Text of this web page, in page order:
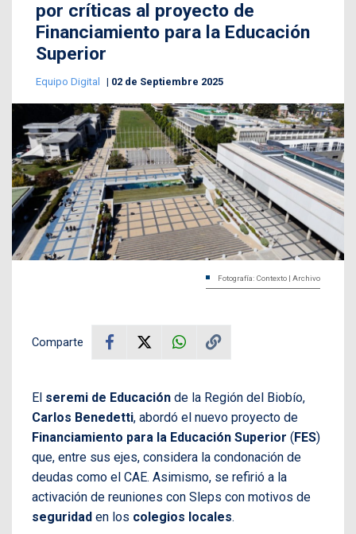
por críticas al proyecto de
Financiamiento para la Educación
Superior
Equipo Digital 02 de Septiembre 2025
Fotografía: Contexto | Archivo
Comparte
El seremi de Educación de la Región del Biobío,
Carlos Benedetti, abordó el nuevo proyecto de
Financiamiento para la Educación Superior (FES)
que, entre sus ejes, considera la condonación de
deudas como el CAE. Asimismo, se refirió a la
activación de reuniones con Sleps con motivos de
seguridad en los colegios locales.